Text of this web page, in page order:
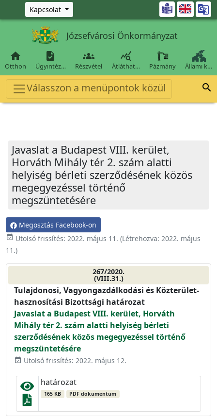
Ugrás a fő tartalomra
Kapcsolat 
Józsefvárosi Önkormányzat

Otthon

Ügyintéz…

Részvétel

Átláthat… Pázmány Állami k…
Válasszon a menüpontok közül 
Javaslat a Budapest VIII. kerület,
Horváth Mihály tér 2. szám alatti
helyiség bérleti szerződésének közös
megegyezéssel történő
megszüntetésére
Megosztás Facebook-on
event_available Utolsó frissítés: 2022. május 11. (Létrehozva: 2022. május
11.)
267/2020.
(VIII.31.)
Tulajdonosi, Vagyongazdálkodási és Közterület-
hasznosítási Bizottsági határozat
Javaslat a Budapest VIII. kerület, Horváth
Mihály tér 2. szám alatti helyiség bérleti
szerződésének közös megegyezéssel történő
megszüntetésére
event_available Utolsó frissítés: 2022. május 12.
határozat
165 KB PDF dokumentum